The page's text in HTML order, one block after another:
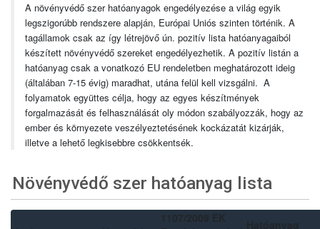
A növényvédő szer hatóanyagok engedélyezése a világ egyik
legszigorúbb rendszere alapján, Európai Uniós szinten történik. A
tagállamok csak az így létrejövő ún. pozitív lista hatóanyagaiból
készített növényvédő szereket engedélyezhetik. A pozitív listán a
hatóanyag csak a vonatkozó EU rendeletben meghatározott ideig
(általában 7-15 évig) maradhat, utána felül kell vizsgálni. A
folyamatok együttes célja, hogy az egyes készítmények
forgalmazását és felhasználását oly módon szabályozzák, hogy az
ember és környezete veszélyeztetésének kockázatát kizárják,
illetve a lehető legkisebbre csökkentsék.
Növényvédő szer hatóanyag lista